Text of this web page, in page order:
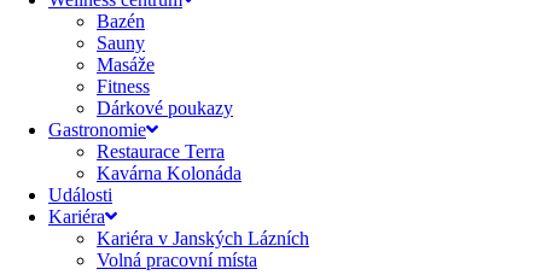
Bazén
Sauny
Masáže
Fitness
Dárkové poukazy​
Gastronomie
Restaurace Terra
Kavárna Kolonáda
Události
Kariéra
Kariéra v Janských Lázních
Volná pracovní místa